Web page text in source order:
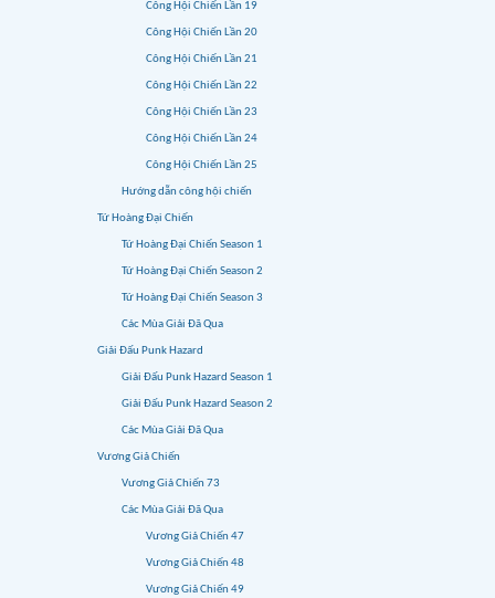
Công Hội Chiến Lần 19
Công Hội Chiến Lần 20
Công Hội Chiến Lần 21
Công Hội Chiến Lần 22
Công Hội Chiến Lần 23
Công Hội Chiến Lần 24
Công Hội Chiến Lần 25
Hướng dẫn công hội chiến
Tứ Hoàng Đại Chiến
Tứ Hoàng Đại Chiến Season 1
Tứ Hoàng Đại Chiến Season 2
Tứ Hoàng Đại Chiến Season 3
Các Mùa Giải Đã Qua
Giải Đấu Punk Hazard
Giải Đấu Punk Hazard Season 1
Giải Đấu Punk Hazard Season 2
Các Mùa Giải Đã Qua
Vương Giả Chiến
Vương Giả Chiến 73
Các Mùa Giải Đã Qua
Vương Giả Chiến 47
Vương Giả Chiến 48
Vương Giả Chiến 49